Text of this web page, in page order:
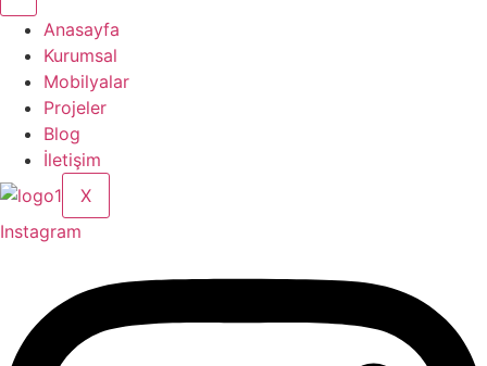
Anasayfa
Kurumsal
Mobilyalar
Projeler
Blog
İletişim
X
Instagram